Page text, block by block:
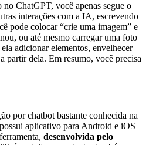
ChatGPT, você apenas segue o
interações com a IA, escrevendo
pode colocar “crie uma imagem” e
ou até mesmo carregar uma foto
adicionar elementos, envelhecer
partir dela. Em resumo, você precisa
por chatbot bastante conhecida na
aplicativo para Android e iOS
desenvolvida pelo